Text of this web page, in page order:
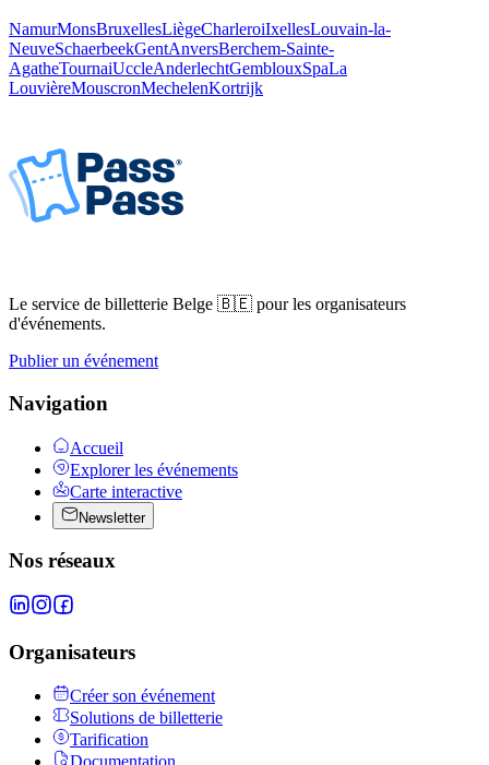
NamurMonsBruxellesLiègeCharleroiIxellesLouvain-la-
NeuveSchaerbeekGentAnversBerchem-Sainte-
AgatheTournaiUccleAnderlechtGemblouxSpaLa
LouvièreMouscronMechelenKortrijk
Le service de billetterie Belge 🇧🇪 pour les organisateurs
d'événements.
Publier un événement
Navigation
Accueil
Explorer les événements
Carte interactive
Newsletter
Nos réseaux
Organisateurs
Créer son événement
Solutions de billetterie
Tarification